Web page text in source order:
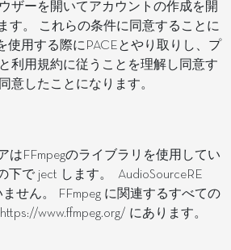
ザーを開いてアカウントの作成を開
す。 これらの条件に同意することに
使用する際にPACEとやり取りし、プ
利用規約に従うことを理解し同意す
意したことになります。
はFFmpegのライブラリを使用してい
下で ject します。 AudioSourceRE
ません。 FFmpeg に関連するすべての
www.ffmpeg.org/ にあります。